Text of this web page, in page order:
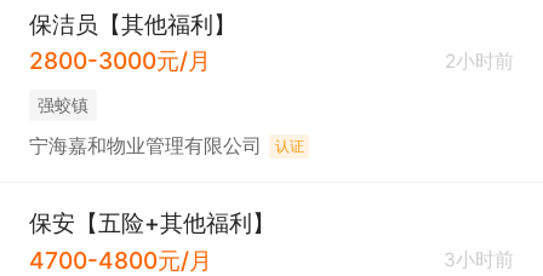
保洁员【其他福利】
2800-3000元/月
2小时前
强蛟镇
宁海嘉和物业管理有限公司 认证
保安【五险+其他福利】
4700-4800元/月
3小时前